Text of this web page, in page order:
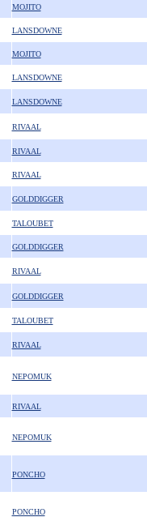
MOJITO
LANSDOWNE
MOJITO
LANSDOWNE
LANSDOWNE
RIVAAL
RIVAAL
RIVAAL
GOLDDIGGER
TALOUBET
GOLDDIGGER
RIVAAL
GOLDDIGGER
TALOUBET
RIVAAL
NEPOMUK
RIVAAL
NEPOMUK
PONCHO
PONCHO